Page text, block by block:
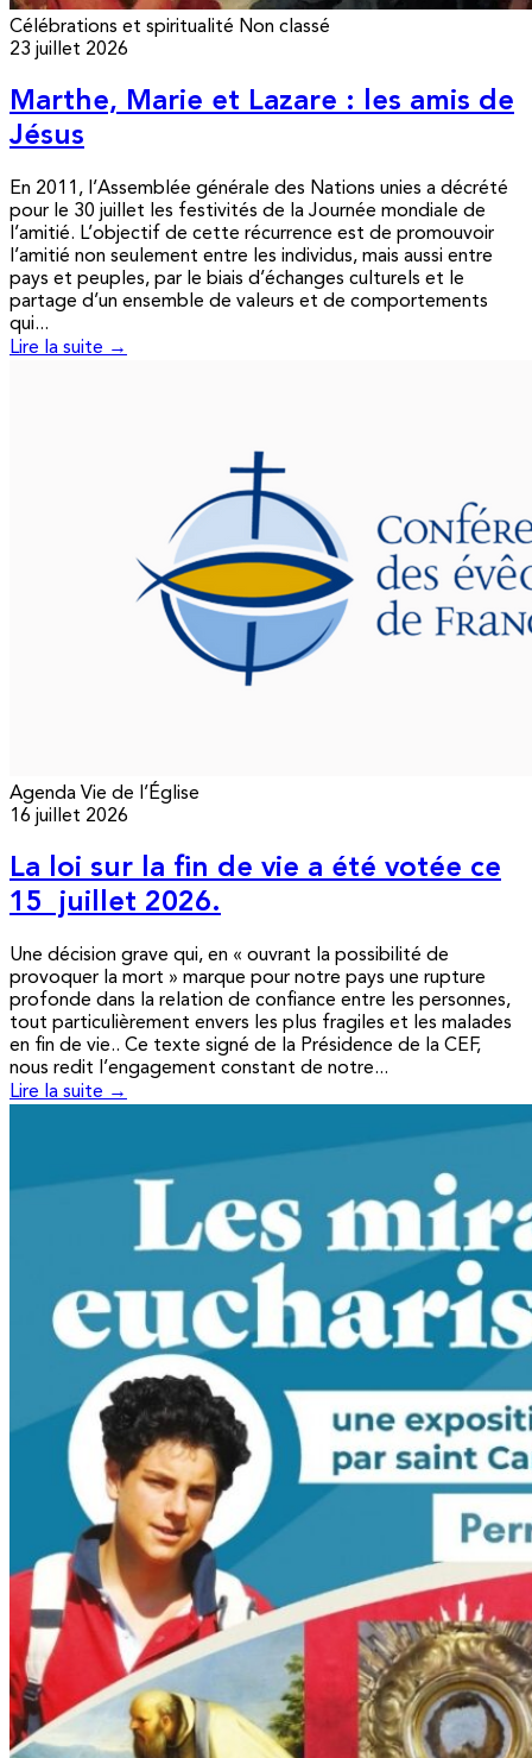
Célébrations et spiritualité Non classé
23 juillet 2026
Marthe, Marie et Lazare : les amis de
Jésus
En 2011, l’Assemblée générale des Nations unies a décrété
pour le 30 juillet les festivités de la Journée mondiale de
l’amitié. L’objectif de cette récurrence est de promouvoir
l’amitié non seulement entre les individus, mais aussi entre
pays et peuples, par le biais d’échanges culturels et le
partage d’un ensemble de valeurs et de comportements
qui...
Lire la suite →
Agenda Vie de l’Église
16 juillet 2026
La loi sur la fin de vie a été votée ce
15 juillet 2026.
Une décision grave qui, en « ouvrant la possibilité de
provoquer la mort » marque pour notre pays une rupture
profonde dans la relation de confiance entre les personnes,
tout particulièrement envers les plus fragiles et les malades
en fin de vie.. Ce texte signé de la Présidence de la CEF,
nous redit l’engagement constant de notre...
Lire la suite →